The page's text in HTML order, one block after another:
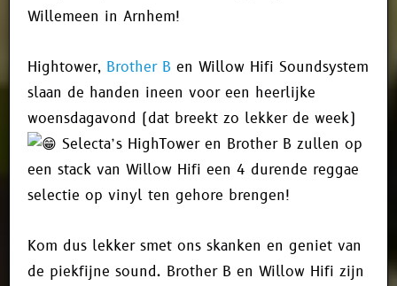
Willemeen in Arnhem!
Hightower, Brother B en Willow Hifi Soundsystem
slaan de handen ineen voor een heerlijke
woensdagavond (dat breekt zo lekker de week)
Selecta’s HighTower en Brother B zullen op
een stack van Willow Hifi een 4 durende reggae
selectie op vinyl ten gehore brengen!
Kom dus lekker smet ons skanken en geniet van
de piekfijne sound. Brother B en Willow Hifi zijn